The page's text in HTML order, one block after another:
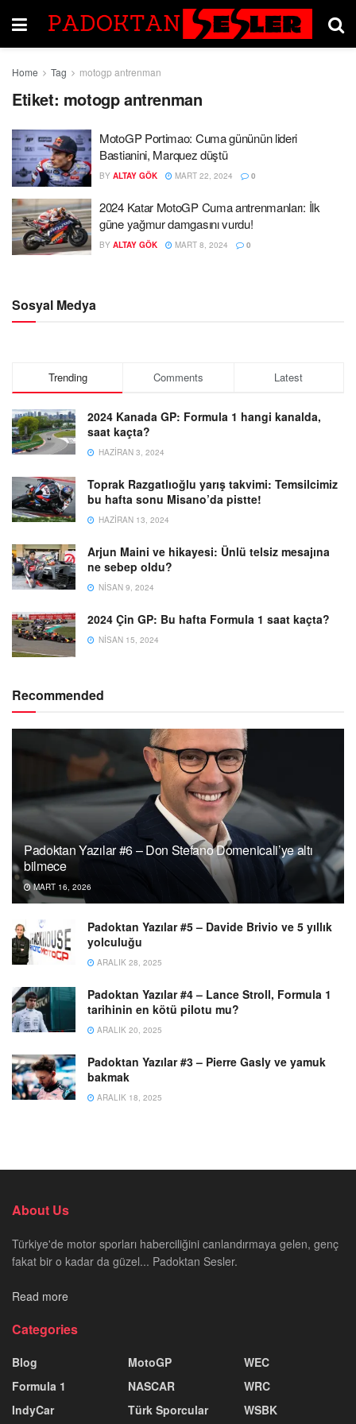
Home Tag motogp antrenman
Etiket: motogp antrenman
MotoGP Portimao: Cuma gününün lideri
Bastianini, Marquez düştü
BY ALTAY GÖK MART 22, 2024 0
2024 Katar MotoGP Cuma antrenmanları: İlk
güne yağmur damgasını vurdu!
BY ALTAY GÖK MART 8, 2024 0
Sosyal Medya
Trending Comments Latest
2024 Kanada GP: Formula 1 hangi kanalda,
saat kaçta?
HAZIRAN 3, 2024
Toprak Razgatlıoğlu yarış takvimi: Temsilcimiz
bu hafta sonu Misano’da pistte!
HAZIRAN 13, 2024
Arjun Maini ve hikayesi: Ünlü telsiz mesajına
ne sebep oldu?
NISAN 9, 2024
2024 Çin GP: Bu hafta Formula 1 saat kaçta?
NISAN 15, 2024
Recommended
Padoktan Yazılar #6 – Don Stefano Domenicali’ye altı
bilmece
MART 16, 2026
Padoktan Yazılar #5 – Davide Brivio ve 5 yıllık
yolculuğu
ARALIK 28, 2025
Padoktan Yazılar #4 – Lance Stroll, Formula 1
tarihinin en kötü pilotu mu?
ARALIK 20, 2025
Padoktan Yazılar #3 – Pierre Gasly ve yamuk
bakmak
ARALIK 18, 2025
About Us
Türkiye'de motor sporları haberciliğini canlandırmaya gelen, genç
fakat bir o kadar da güzel... Padoktan Sesler.
Read more
Categories
Blog
Formula 1
IndyCar
MotoGP
NASCAR
Türk Sporcular
WEC
WRC
WSBK